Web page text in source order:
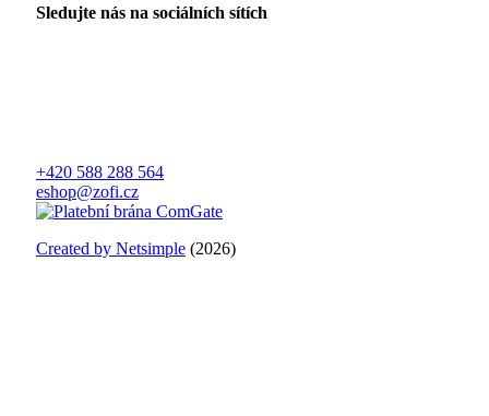
Sledujte nás na sociálních sítích
+420 588 288 564
eshop@zofi.cz
Created by Netsimple (2026)